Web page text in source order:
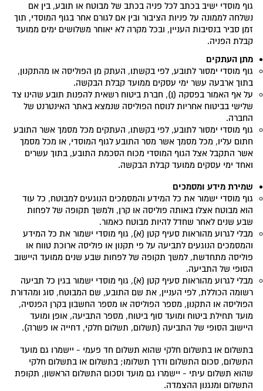
גוף מוסדי ישיב בכתב לכל פניה בכתב של מבוטח או תובע, בין אם
נשלחה לממונה על פניות הציבור ובין אם לגורם אחר בגוף המוסדי, תוך
זמן סביר בנסיבות העניין, ובכל מקרה לא יאוחר משלושים ימים ממועד
קבלת הפניה.
מתן העתקים
גוף מוסדי ימסור לתובע, לפי בקשתו, העתק מן הפוליסה או מהתקנון,
בתוך ארבעה עשר ימי עסקים ממועד קבלת הבקשה.
על אף האמור בפסקה (1), חברת ביטוח רשאית להפנות תובע שהינו צד
שלישי בביטוח אחריות לנוסח הפוליסה שנמצא באתר האינטרנט של
החברה.
גוף מוסדי ימסור לתובע, לפי בקשתו, העתקים מכל מסמך אשר התובע
חתום עליו, מכל מסמך אשר מסר התובע לגוף המוסדי, או מכל מסמך
אשר התקבל אצל הגוף המוסדי מכוח הסכמת התובע, בתוך עשרים
ואחד ימי עסקים ממועד קבלת הבקשה.
שמירת מידע ומסמכים
גוף מוסדי ישמור את כל המידע והמסמכים הנוגעים למבוטח, כל עוד
הוא מבוטח אצלו באותה פוליסה או קרן, ולמשך תקופה של לפחות
שבע שנים לאחר שחדל להיות מבוטח כאמור.
מבלי לגרוע מהוראות סעיף קטן (א), גוף מוסדי ישמור את כל המידע
והמסמכים הנוגעים לתביעה על פי תקנון או פוליסה ארוכת טווח או
פוליסה מתחדשת, למשך תקופה של לפחות שבע שנים ממועד היישוב
הסופי של התביעה.
מבלי לגרוע מהוראות סעיף קטן (א), גוף מוסדי ישמור בגין כל תביעה
רשומה הכוללת, לפי העניין, את שם התובע, שם המבוטח, סוג ומהדורת
הפוליסה או התקנון, מספר הפוליסה או מספר החשבון בקרן הפנסיה,
מועד תחילת ביטוח ומועד סוף ביטוח, מספר התביעה, אופן ומועד
היישוב הסופי של התביעה (תשלום, תשלום חלקי, דחייה או פשרה).
בתשלום או בתשלום חלקי שהוא תשלום חד פעמי - יישמרו גם מועד
התשלום, סכום התשלום ודרך תשלומו; בתשלום או בתשלום חלקי
שהוא תשלום עיתי - יישמרו גם מועד וסכום התשלום הראשון, תקופת
התשלום ומנגנון ההצמדה.